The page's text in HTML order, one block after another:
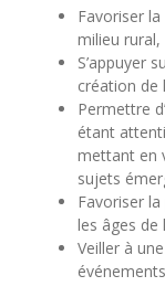
Favoriser
milieu rural,
S’appuyer
création de
Permettre
étant
mettant en
sujets
Favoriser
les âges de
Veiller à